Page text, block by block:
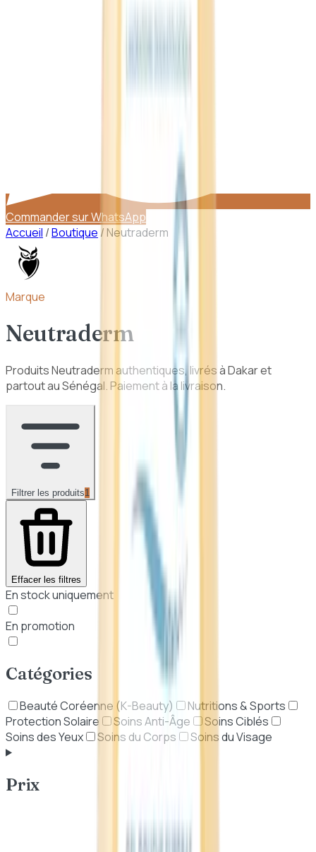
Commander sur WhatsApp
Accueil /Boutique / Neutraderm
Marque
Neutraderm
ProduitsNeutraderm authentiques, livrés à Dakar et
partout au Sénégal. Paiement à la livraison.
Filtrer les produits1
Effacer les filtres
En stock uniquement
En promotion
Catégories
Beauté Coréenne (K-Beauty)
Nutritions & Sports
Protection Solaire
Soins Anti-Âge
Soins Ciblés
Soins des Yeux
Soins du Corps Soins du Visage
Prix